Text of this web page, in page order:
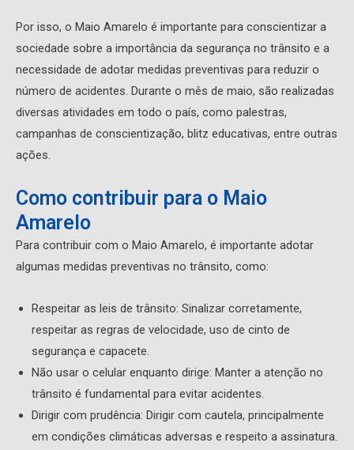
Por isso, o Maio Amarelo é importante para conscientizar a
sociedade sobre a importância da segurança no trânsito e a
necessidade de adotar medidas preventivas para reduzir o
número de acidentes. Durante o mês de maio, são realizadas
diversas atividades em todo o país, como palestras,
campanhas de conscientização, blitz educativas, entre outras
ações.
Como contribuir para o Maio
Amarelo
Para contribuir com o Maio Amarelo, é importante adotar
algumas medidas preventivas no trânsito, como:
Respeitar as leis de trânsito: Sinalizar corretamente,
respeitar as regras de velocidade, uso de cinto de
segurança e capacete.
Não usar o celular enquanto dirige: Manter a atenção no
trânsito é fundamental para evitar acidentes.
Dirigir com prudência: Dirigir com cautela, principalmente
em condições climáticas adversas e respeito a assinatura.